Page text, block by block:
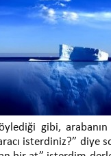
gibi,
isterdiniz?” diye